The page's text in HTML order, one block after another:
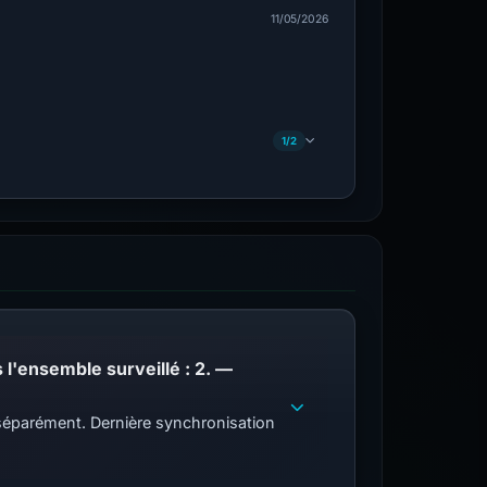
11/05/2026
1/2
PhishDestroy répertorie ce domaine ; correspondances de liste de blocage publique dans l'ensemble surveillé : 2. —
Dernière synchronisation